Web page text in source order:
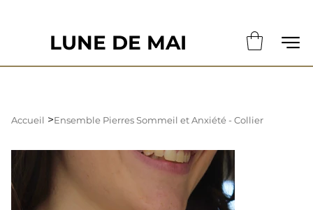
LUNE DE MAI
Accueil >Ensemble Pierres Sommeil et Anxiété - Collier